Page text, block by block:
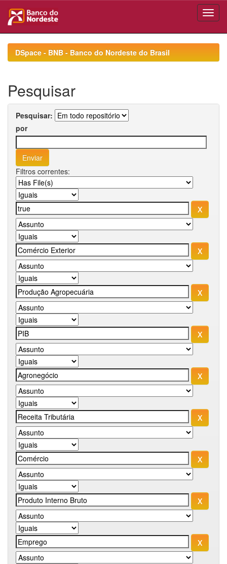
navigationDSpace - BNB - Banco do Nordeste do Brasil
Pesquisar
Pesquisar:
por
Filtros correntes: